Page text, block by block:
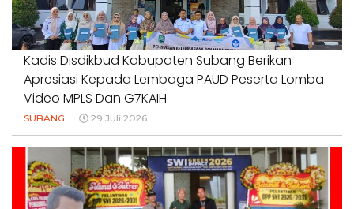
Kadis Disdikbud Kabupaten Subang Berikan
Apresiasi Kepada Lembaga PAUD Peserta Lomba
Video MPLS Dan G7KAIH
SUBANG 29 Juli 2026